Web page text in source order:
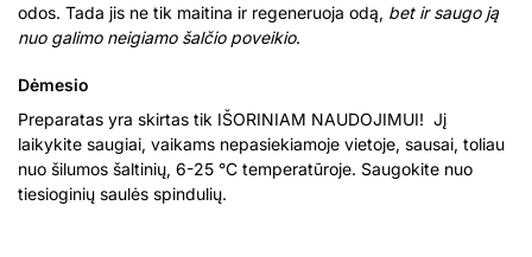
odos. Tada jis ne tik maitina ir regeneruoja odą, bet ir saugo ją
nuo galimo neigiamo šalčio poveikio.
Dėmesio
Preparatas yra skirtas tik IŠORINIAM NAUDOJIMUI! Jį
laikykite saugiai, vaikams nepasiekiamoje vietoje, sausai, toliau
nuo šilumos šaltinių, 6-25 °C temperatūroje. Saugokite nuo
tiesioginių saulės spindulių.